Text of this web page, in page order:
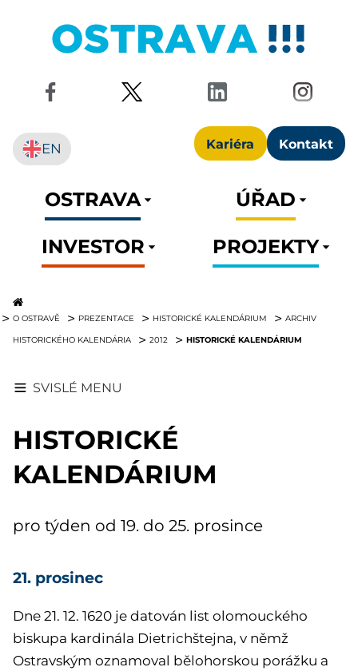
Kariéra Kontakt
EN
OSTRAVA
ÚŘAD
INVESTOR
PROJEKTY
O OSTRAVĚ PREZENTACE HISTORICKÉ KALENDÁRIUM ARCHIV
HISTORICKÉHO KALENDÁRIA 2012 HISTORICKÉ KALENDÁRIUM
SVISLÉ MENU
HISTORICKÉ
KALENDÁRIUM
pro týden od 19. do 25. prosince
21. prosinec
Dne 21. 12. 1620 je datován list olomouckého
biskupa kardinála Dietrichštejna, v němž
Ostravským oznamoval bělohorskou porážku a